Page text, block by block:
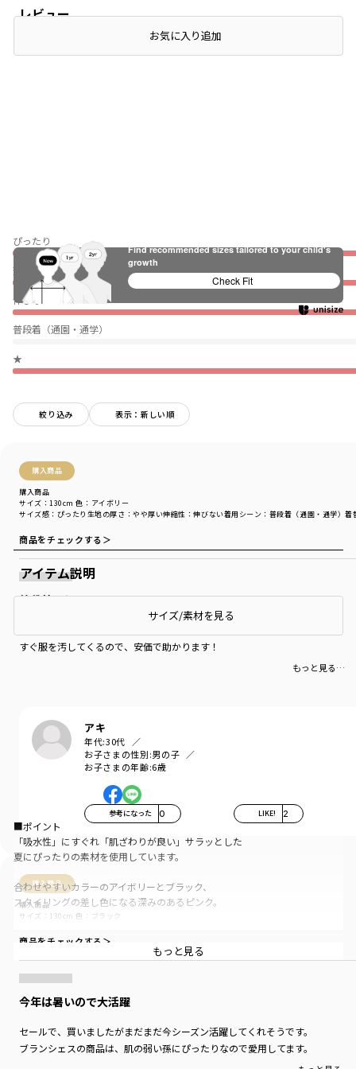
レビュー
ぴったり
薄い
伸びない
普段着（通園・通学）
★
絞り込み 表示：新しい順
購入商品
購入商品
サイズ感 ：ぴったり 生地の厚さ ：やや厚い伸縮性 ：伸びない着用シーン ：普段着（通園・通学）着
サイズ：130cm 色：アイボリー
商品をチェックする＞
普段着として
すぐ服を汚してくるので、安価で助かります！
もっと見る…
アキ
年代:30代
お子さまの性別:男の子
お子さまの年齢:6歳
参考になった 0 LIKE! 2
購入商品
購入商品
サイズ：130cm 色：ブラック
商品をチェックする＞
今年は暑いので大活躍
セールで、買いましたがまだまだ今シーズン活躍してくれそうです。
ブランシェスの商品は、肌の弱い孫にぴったりなので愛用してます。
お気に入り追加
アイテム説明
サイズ/素材を見る
■ポイント
「吸水性」にすぐれ「肌ざわりが良い」サラッとした
夏にぴったりの素材を使用しています。
合わせやすいカラーのアイボリーとブラック、
スタイリングの差し色になる深みのあるピンク。
レイヤード風のデザインで
ボトムスとの相性も良く、一枚着でももちろん
活躍する一枚です。
■素材
本体：綿100％「ロイヤルコットン」使用
もっと見る
Find recommended sizes tailored to your child's
growth
Check Fit